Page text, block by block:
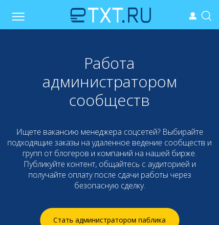
Работа
администратором
сообществ
Ищете вакансию менеджера соцсетей? Выбирайте
подходящие заказы на удаленное ведение сообществ и
групп от блогеров и компаний на нашей бирже.
Публикуйте контент, общайтесь с аудиторией и
получайте оплату после сдачи работы через
безопасную сделку.
Стать администратором паблика